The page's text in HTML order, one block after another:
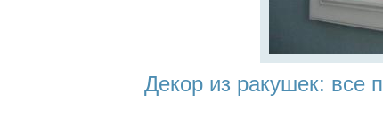
Декор из ракушек: все